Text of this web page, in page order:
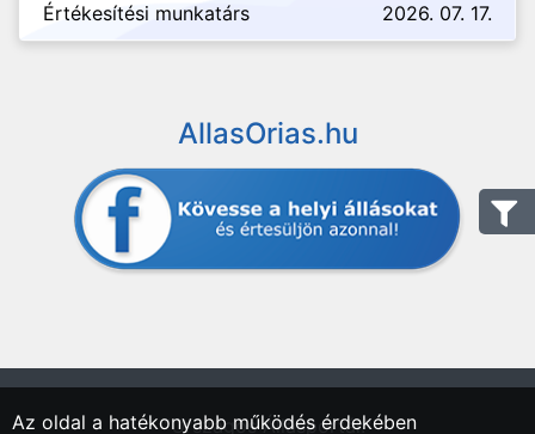
Értékesítési munkatárs 2026. 07. 17.
AllasOrias.hu
"Országos Állásportál."
Az oldal a hatékonyabb működés érdekében